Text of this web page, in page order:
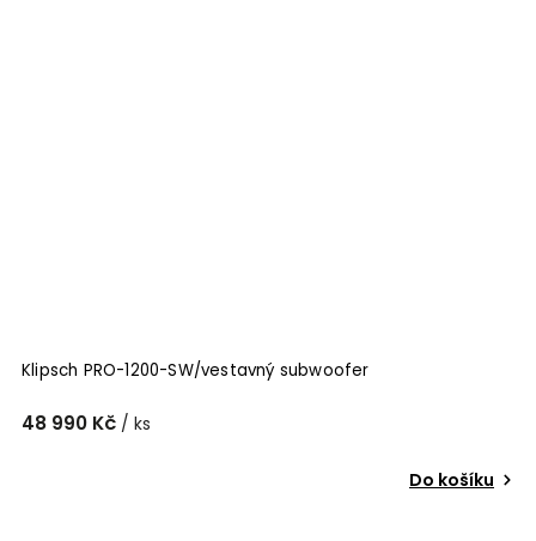
Klipsch PRO-1200-SW/vestavný subwoofer
48 990 Kč / ks
Do košíku